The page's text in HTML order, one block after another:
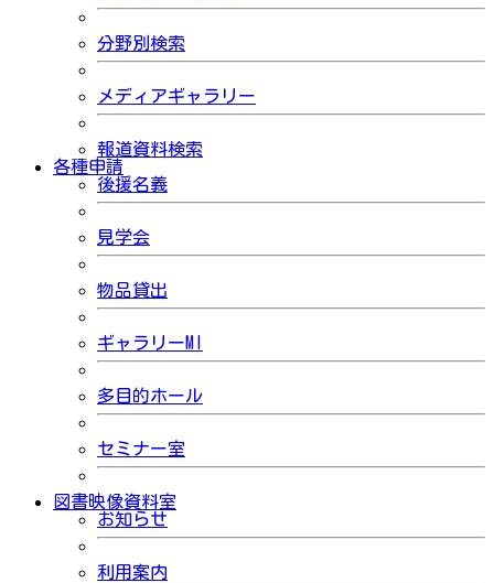
分野別検索
メディアギャラリー
報道資料検索
各種申請
後援名義
見学会
物品貸出
ギャラリーMI
多目的ホール
セミナー室
図書映像資料室
お知らせ
利用案内